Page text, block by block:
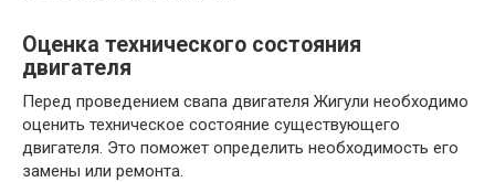
Оценка технического состояния
двигателя
Перед проведением свапа двигателя Жигули необходимо
оценить техническое состояние существующего
двигателя. Это поможет определить необходимость его
замены или ремонта.